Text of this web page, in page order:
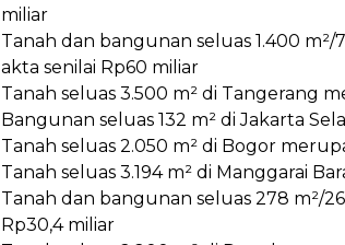
miliar
Tanah dan bangunan seluas 1.400
akta senilai Rp60 miliar
Tanah seluas 3.500 m² di Tangerang
Bangunan seluas 132 m² di Jakarta
Tanah seluas 2.050 m² di Bogor
Tanah seluas 3.194 m² di Manggarai
Tanah dan bangunan seluas 278 m²/
Rp30,4 miliar